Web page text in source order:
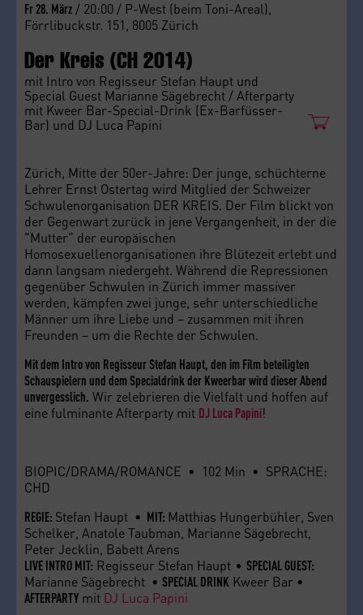
Fr 28. März / 20:00 / P-West (beim Toni-Areal),
Förrlibuckstr. 151, 8005 Zürich
Der Kreis (CH 2014)
mit Intro von Regisseur Stefan Haupt und
Special Guest Marianne Sägebrecht / Afterparty
mit Kweer Bar-Special-Drink (Ex-Barfüsser-
Bar) und DJ Luca Papini
Zürich, Mitte der 50er-Jahre: Der junge, schüchterne
Lehrer Ernst Ostertag wird Mitglied der Schweizer
Schwulenorganisation DER KREIS. Der Film blickt von
der Gegenwart zurück in jene Vergangenheit, in der die
"Mutter" der europäischen
Homosexuellenorganisationen ihre Blütezeit erlebt und
dann langsam niedergeht. Während die Repressionen
gegenüber Schwulen in Zürich immer massiver
werden, kämpfen zwei junge, sehr unterschiedliche
Männer um ihre Liebe und – zusammen mit ihren
Freunden – um die Rechte der Schwulen.
Mit dem Intro von Regisseur Stefan Haupt, den im Film beteiligten
Schauspielern und dem Specialdrink der Kweerbar wird dieser Abend
unvergesslich. Wir zelebrieren die Vielfalt und hoffen auf
eine fulminante Afterparty mit DJ Luca Papini!
BIOPIC/DRAMA/ROMANCE • 102 Min • SPRACHE:
CHD
REGIE: Stefan Haupt • MIT: Matthias Hungerbühler, Sven
Schelker, Anatole Taubman, Marianne Sägebrecht,
Peter Jecklin, Babett Arens
LIVE INTRO MIT: Regisseur Stefan Haupt • SPECIAL GUEST:
Marianne Sägebrecht • SPECIAL DRINK Kweer Bar •
AFTERPARTY mit DJ Luca Papini